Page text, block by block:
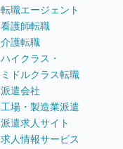
転職エージェント
看護師転職
介護転職
ハイクラス・
ミドルクラス転職
派遣会社
工場・製造業派遣
派遣求人サイト
求人情報サービス